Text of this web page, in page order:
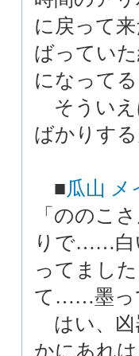
に戻って
ばってい
になって
そういえ
ばかりす
■瓜山 メ
「ののこ
りで……白
ってまし
て……墨っ
はい、凶
かにあれ